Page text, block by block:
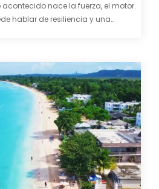
nace la fuerza, el motor.
hablar de resiliencia y una